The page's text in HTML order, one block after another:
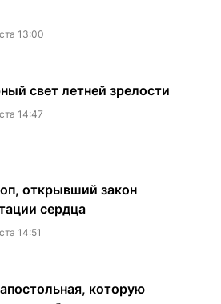
13:00
свет летней зрелости
14:47
открывший закон
сердца
14:51
которую